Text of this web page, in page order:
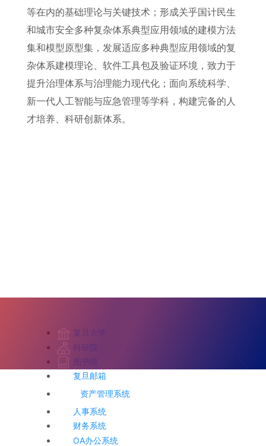
等在内的基础理论与关键技术；形成关乎国计民生
和城市安全多种复杂体系典型应用领域的建模方法
集和模型原型集，发展适应多种典型应用领域的复
杂体系建模理论、软件工具包及验证环境，致力于
提升治理体系与治理能力现代化；面向系统科学、
新一代人工智能与应急管理等学科，构建完备的人
才培养、科研创新体系。
复旦大学
科研院
图书馆
复旦邮箱
资产管理系统
人事系统
财务系统
OA办公系统